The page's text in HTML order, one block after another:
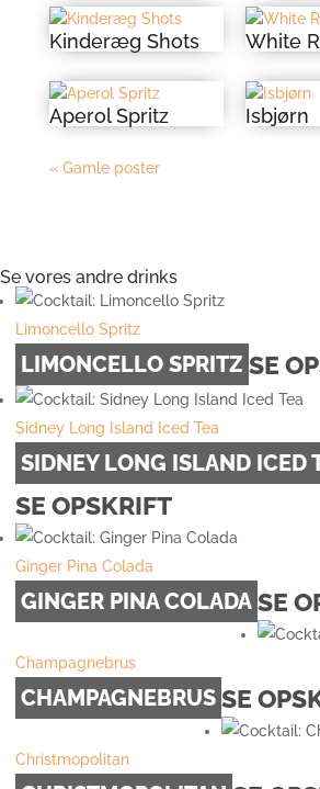
Kinderæg Shots White
Aperol Spritz Isbjørn
« Gamle poster
Se vores andre drinks
Limoncello Spritz
LIMONCELLO SPRITZ SE
Sidney Long Island Iced Tea
SIDNEY LONG ISLAND ICED
SE OPSKRIFT
Ginger Pina Colada
GINGER PINA COLADA SE
Champagnebrus
CHAMPAGNEBRUS SE
Christmopolitan